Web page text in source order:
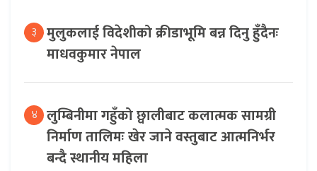
३ मुलुकलाई विदेशीको क्रीडाभूमि बन्न दिनु हुँदैनः
माधवकुमार नेपाल
४ लुम्बिनीमा गहुँको छ्वालीबाट कलात्मक सामग्री
निर्माण तालिमः खेर जाने वस्तुबाट आत्मनिर्भर
बन्दै स्थानीय महिला